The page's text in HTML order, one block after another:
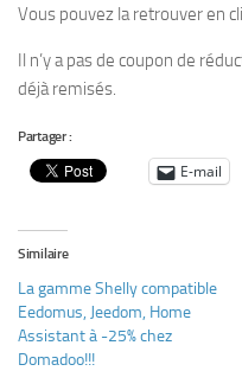
Vous pouvez la retrouver en
Il n’y a pas de coupon de
déjà remisés.
Partager :
E-mail
Similaire
La gamme Shelly compatible
Eedomus, Jeedom, Home
Assistant à -25% chez
Domadoo!!!